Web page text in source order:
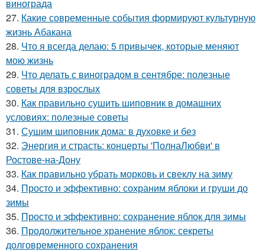
винограда
27. Какие современные события формируют культурную
жизнь Абакана
28. Что я всегда делаю: 5 привычек, которые меняют
мою жизнь
29. Что делать с виноградом в сентябре: полезные
советы для взрослых
30. Как правильно сушить шиповник в домашних
условиях: полезные советы
31. Сушим шиповник дома: в духовке и без
32. Энергия и страсть: концерты 'ПолнаЛюбви' в
Ростове-на-Дону
33. Как правильно убрать морковь и свеклу на зиму
34. Просто и эффективно: сохраним яблоки и груши до
зимы
35. Просто и эффективно: сохранение яблок для зимы
36. Продолжительное хранение яблок: секреты
долговременного сохранения